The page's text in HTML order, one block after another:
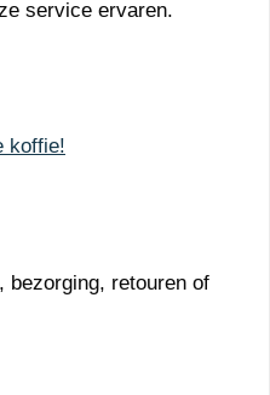
service ervaren.
koffie!
bezorging, retouren of